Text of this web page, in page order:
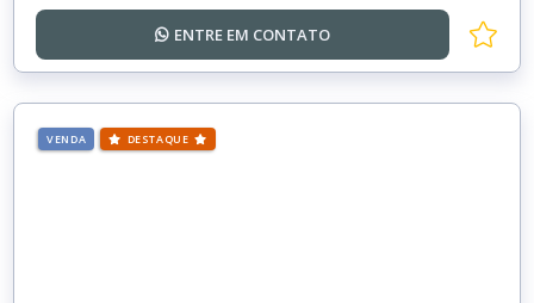
ENTRE EM CONTATO
VENDA DESTAQUE